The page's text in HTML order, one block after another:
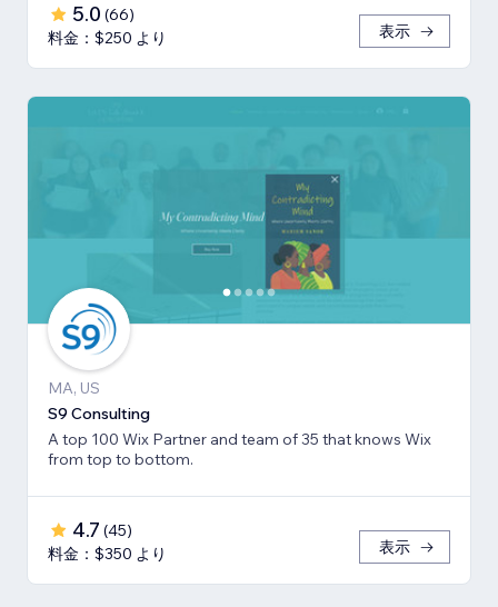
5.0 (66)
料金：$250 より
表示
MA, US
S9 Consulting
A top 100 Wix Partner and team of 35 that knows Wix
from top to bottom.
4.7 (45)
料金：$350 より
表示